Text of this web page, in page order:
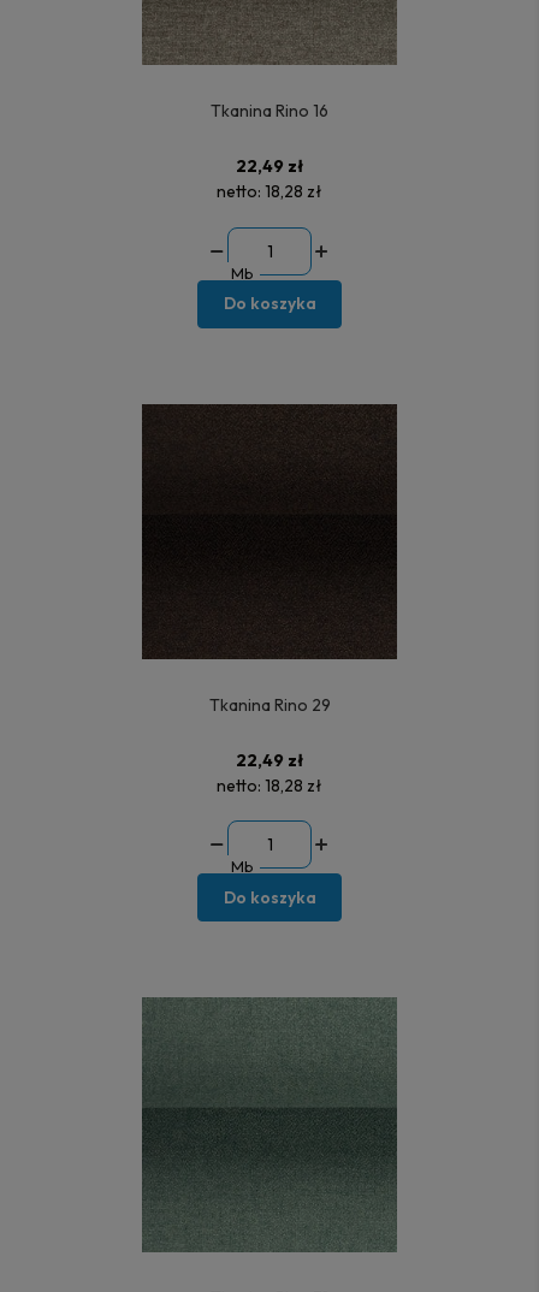
Tkanina Rino 16
22,49 zł
netto: 18,28 zł
Mb
Do koszyka
Tkanina Rino 29
22,49 zł
netto: 18,28 zł
Mb
Do koszyka